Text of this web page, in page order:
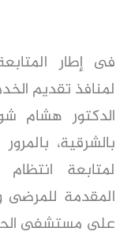
فى إطار
لمنافذ تقديم
الدكتور هشام
بالشرقية،
لمتابعة
المقدمة للمرضى
على مستشفى